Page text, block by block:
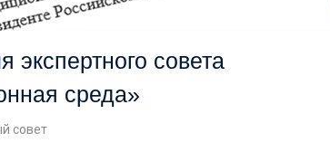
экспертного совета
среда»
совет